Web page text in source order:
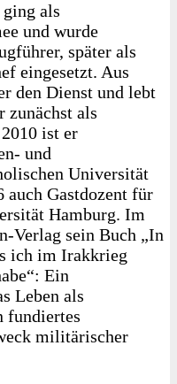
als
und wurde
später als
eingesetzt. Aus
den Dienst und lebt
zunächst als
ist er
und
Universität
Gastdozent für
Hamburg. Im
Verlag sein Buch „In
ich im Irakkrieg
Ein
Leben als
fundiertes
militärischer